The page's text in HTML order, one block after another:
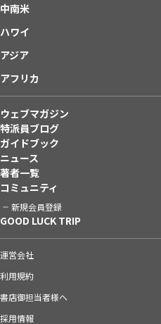
中南米
ハワイ
アジア
アフリカ
ウェブマガジン
特派員ブログ
ガイドブック
ニュース
著者一覧
コミュニティ
新規会員登録
GOOD LUCK TRIP
運営会社
利用規約
書店御担当者様へ
採用情報